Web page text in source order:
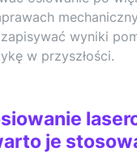
wyniki
w przyszłości.
je